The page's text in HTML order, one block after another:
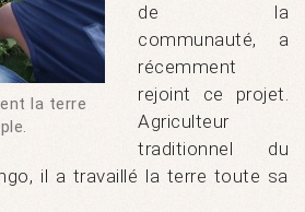
la terre
de la
communauté, a
récemment
rejoint ce projet.
Agriculteur
traditionnel du
il a travaillé la terre toute sa